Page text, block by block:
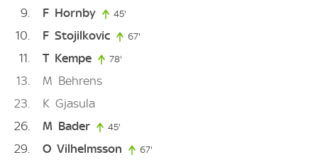
9
F Hornby 45'
10 F Stojilkovic 67'
11 T Kempe 78'
13 M Behrens
23
K Gjasula
26
M Bader 45'
29 O Vilhelmsson 67'